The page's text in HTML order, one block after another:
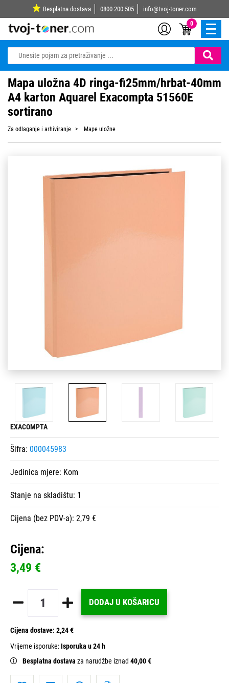
Besplatna dostava 0800 200 505 info@tvoj-toner.com
0
Mapa uložna 4D ringa-fi25mm/hrbat-40mm
A4 karton Aquarel Exacompta 51560E
sortirano
Za odlaganje i arhiviranje Mape uložne
EXACOMPTA
Šifra: 000045983
Jedinica mjere: Kom
Stanje na skladištu: 1
Cijena (bez PDV-a): 2,79 €
Cijena:
3,49 €
DODAJ U KOŠARICU
Cijena dostave: 2,24 €
Vrijeme isporuke:Isporuka u 24 h
Besplatna dostava za narudžbe iznad 40,00 €